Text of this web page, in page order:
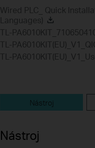
Wired PLC_ Quick
Languages)
TL-
TL-
TL-
Nástroj
Nástroj